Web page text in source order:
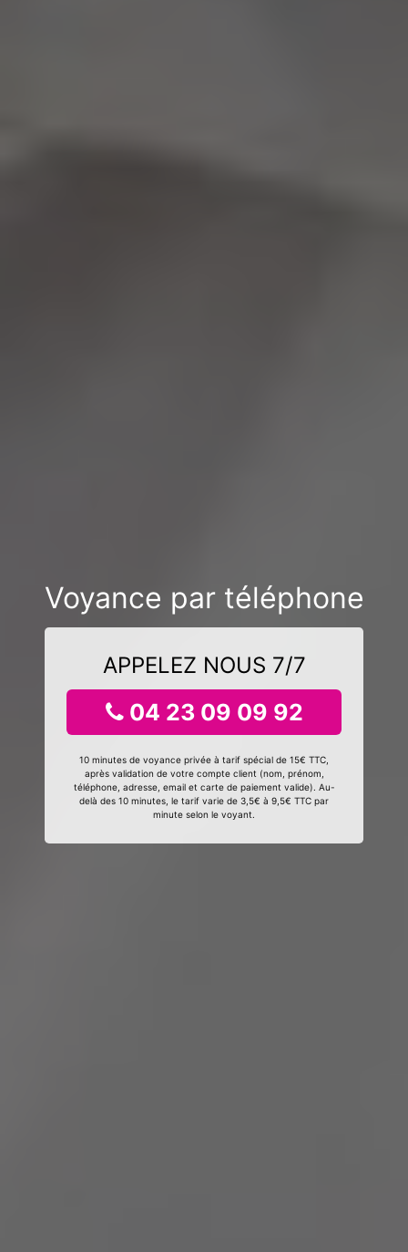
Voyance par téléphone
APPELEZ NOUS 7/7
04 23 09 09 92
10 minutes de voyance privée à tarif spécial de 15€ TTC,
après validation de votre compte client (nom, prénom,
téléphone, adresse, email et carte de paiement valide). Au-
delà des 10 minutes, le tarif varie de 3,5€ à 9,5€ TTC par
minute selon le voyant.